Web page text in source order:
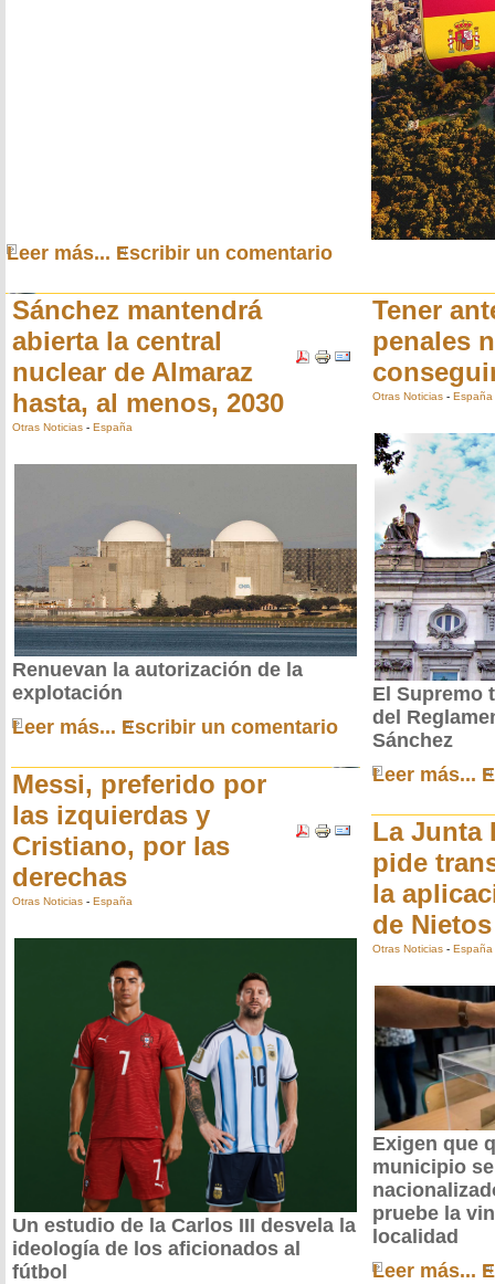
Leer más... Escribir un comentario
Sánchez mantendrá
abierta la central
nuclear de Almaraz
hasta, al menos, 2030
Otras Noticias - España
Renuevan la autorización de la
explotación
Leer más... Escribir un comentario
Messi, preferido por
las izquierdas y
Cristiano, por las
derechas
Otras Noticias - España
Un estudio de la Carlos III desvela la
ideología de los aficionados al
fútbol
Tener
penales
Otras Noticias - España
El Supremo
del
Sánchez
Leer más...
La Junta
pide
la
de Nietos
Otras Noticias - España
Exigen que
municipio
pruebe la
localidad
Leer más...